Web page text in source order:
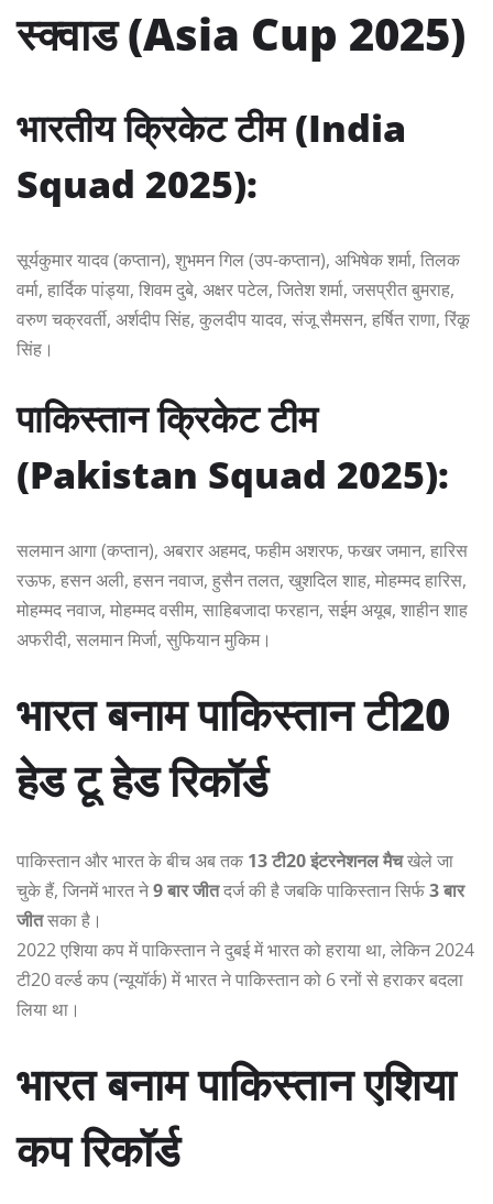
स्क्वाड (Asia Cup 2025)
भारतीय क्रिकेट टीम (India
Squad 2025):
सूर्यकुमार यादव (कप्तान), शुभमन गिल (उप-कप्तान), अभिषेक शर्मा, तिलक
वर्मा, हार्दिक पांड्या, शिवम दुबे, अक्षर पटेल, जितेश शर्मा, जसप्रीत बुमराह,
वरुण चक्रवर्ती, अर्शदीप सिंह, कुलदीप यादव, संजू सैमसन, हर्षित राणा, रिंकू
सिंह।
पाकिस्तान क्रिकेट टीम
(Pakistan Squad 2025):
सलमान आगा (कप्तान), अबरार अहमद, फहीम अशरफ, फखर जमान, हारिस
रऊफ, हसन अली, हसन नवाज, हुसैन तलत, खुशदिल शाह, मोहम्मद हारिस,
मोहम्मद नवाज, मोहम्मद वसीम, साहिबजादा फरहान, सईम अयूब, शाहीन शाह
अफरीदी, सलमान मिर्जा, सुफियान मुकिम।
भारत बनाम पाकिस्तान टी20
हेड टू हेड रिकॉर्ड
पाकिस्तान और भारत के बीच अब तक 13 टी20 इंटरनेशनल मैचखेले जा
चुके हैं, जिनमें भारत ने9 बार जीतदर्ज की है जबकि पाकिस्तान सिर्फ3 बार
जीतसका है।
2022 एशिया कप में पाकिस्तान ने दुबई में भारत को हराया था, लेकिन 2024
टी20 वर्ल्ड कप (न्यूयॉर्क) में भारत ने पाकिस्तान को 6 रनों से हराकर बदला
लिया था।
भारत बनाम पाकिस्तान एशिया
कप रिकॉर्ड